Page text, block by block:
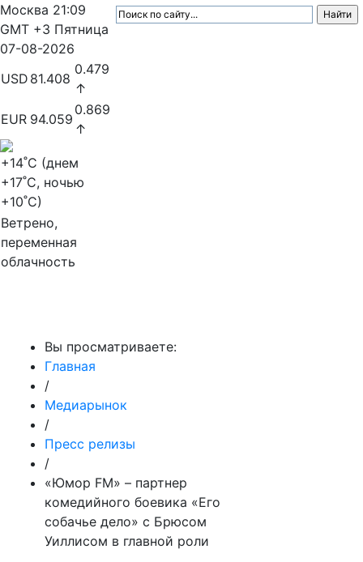
Москва 21:09
GMT +3 Пятница
07-08-2026
USD 81.408
0.479
↑
EUR 94.059
0.869
↑
+14˚C (днем
+17˚C, ночью
+10˚C)
Ветрено,
переменная
облачность
Вы просматриваете:
Главная
/
Медиарынок
/
Пресс релизы
/
«Юмор FM» – партнер
комедийного боевика «Его
собачье дело» с Брюсом
Уиллисом в главной роли